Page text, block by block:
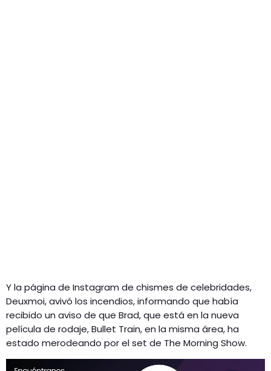
Y la página de Instagram de chismes de celebridades,
Deuxmoi, avivó los incendios, informando que había
recibido un aviso de que Brad, que está en la nueva
película de rodaje, Bullet Train, en la misma área, ha
estado merodeando por el set de The Morning Show.